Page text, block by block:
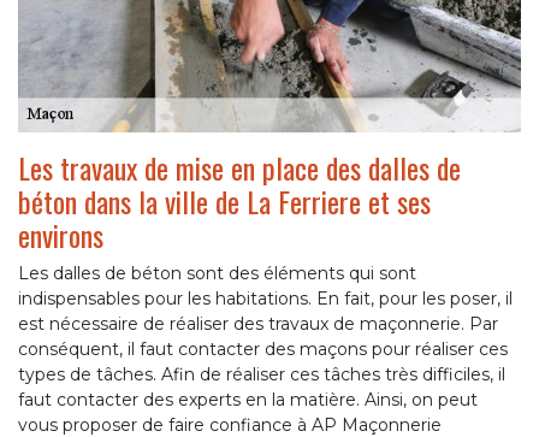
Les travaux de mise en place des dalles de
béton dans la ville de La Ferriere et ses
environs
Les dalles de béton sont des éléments qui sont
indispensables pour les habitations. En fait, pour les poser, il
est nécessaire de réaliser des travaux de maçonnerie. Par
conséquent, il faut contacter des maçons pour réaliser ces
types de tâches. Afin de réaliser ces tâches très difficiles, il
faut contacter des experts en la matière. Ainsi, on peut
vous proposer de faire confiance à AP Maçonnerie